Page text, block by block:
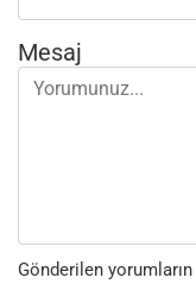
Mesaj
Gönderilen